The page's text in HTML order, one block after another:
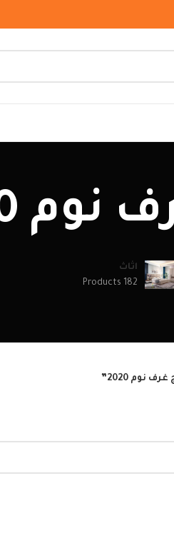
2020
اثاث
182 Products
نوم 2020”